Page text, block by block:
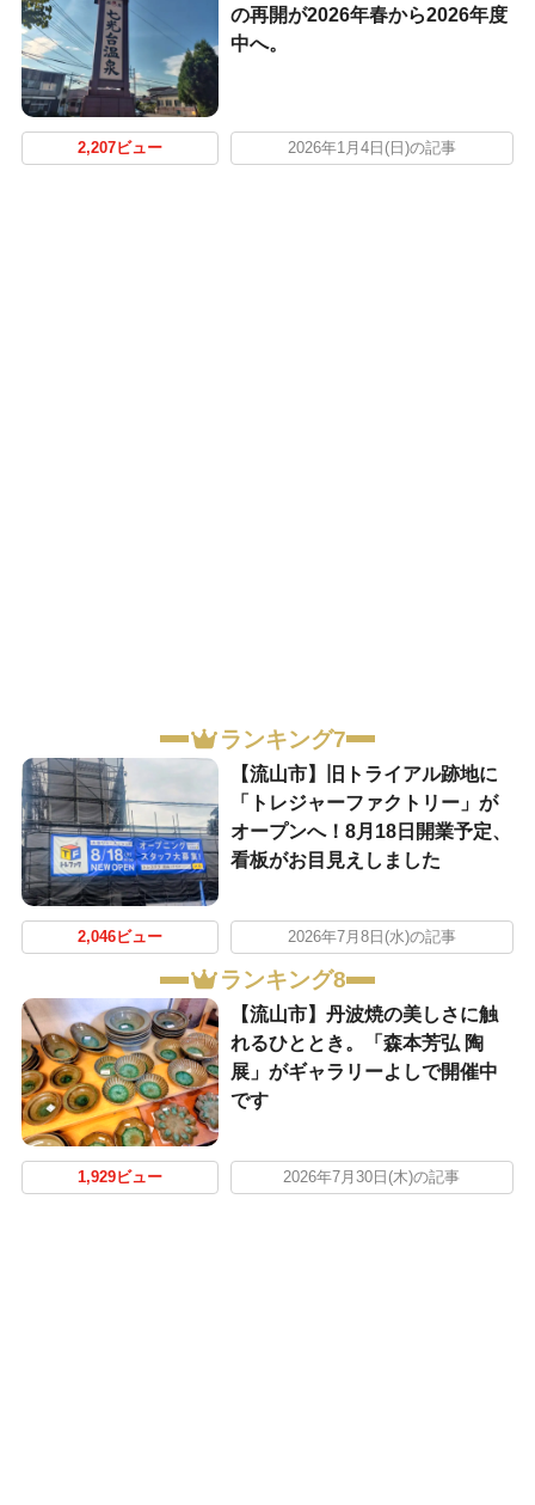
の再開が2026年春から2026年度
中へ。
2,207ビュー 2026年1月4日(日)の記事
ランキング7
【流山市】旧トライアル跡地に
「トレジャーファクトリー」が
オープンへ！8月18日開業予定、
看板がお目見えしました
2,046ビュー 2026年7月8日(水)の記事
ランキング8
【流山市】丹波焼の美しさに触
れるひととき。「森本芳弘 陶
展」がギャラリーよしで開催中
です
1,929ビュー 2026年7月30日(木)の記事